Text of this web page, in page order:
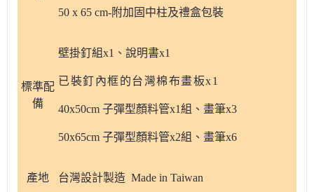
50 x 65 cm-附加固中柱及禮盒包裝
標準配
備
壁掛釘組x1、說明書x1
已裝釘內框的台灣棉布畫板x1
40x50cm 子彈型顏料管x1組、畫筆x3
50x65cm 子彈型顏料管x2組、畫筆x6
產地 台灣設計製造 Made in Taiwan